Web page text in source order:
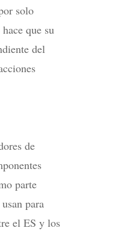
solo
que su
del
de
parte
para
el ES y los